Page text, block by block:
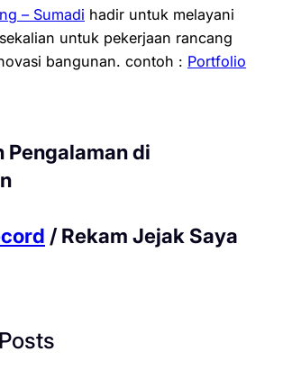
– Sumadi hadir untuk melayani
untuk pekerjaan rancang
bangunan. contoh : Portfolio
Pengalaman di
/ Rekam Jejak Saya